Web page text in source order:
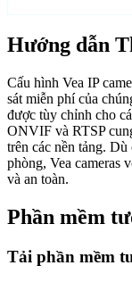
Hướng dẫn
Cấu hình Vea IP
sát miễn phí của
được tùy chỉnh cho
ONVIF và RTSP
trên các nền tảng.
phòng, Vea cameras
và an toàn.
Phần mềm
Tải phần mềm